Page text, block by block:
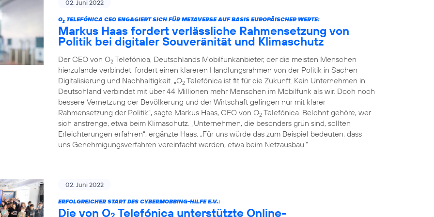
02. Juni 2022
O2 TELEFÓNICA CEO ENGAGIERT SICH FÜR METAVERSE AUF BASIS EUROPÄISCHER WERTE:
Markus Haas fordert verlässliche Rahmensetzung von
Politik bei digitaler Souveränität und Klimaschutz
Der CEO von O2 Telefónica, Deutschlands Mobilfunkanbieter, der die meisten Menschen
hierzulande verbindet, fordert einen klareren Handlungsrahmen von der Politik in Sachen
Digitalisierung und Nachhaltigkeit. „O2 Telefónica ist fit für die Zukunft. Kein Unternehmen in
Deutschland verbindet mit über 44 Millionen mehr Menschen im Mobilfunk als wir. Doch noch
bessere Vernetzung der Bevölkerung und der Wirtschaft gelingen nur mit klarer
Rahmensetzung der Politik“, sagte Markus Haas, CEO von O2 Telefónica. Belohnt gehöre, wer
sich anstrenge, etwa beim Klimaschutz. „Unternehmen, die besonders grün sind, sollten
Erleichterungen erfahren“, ergänzte Haas. „Für uns würde das zum Beispiel bedeuten, dass
uns Genehmigungsverfahren vereinfacht werden, etwa beim Netzausbau.“
02. Juni 2022
ERFOLGREICHER START DES CYBERMOBBING-HILFE E.V.:
Die von O Telefónica unterstützte Online-